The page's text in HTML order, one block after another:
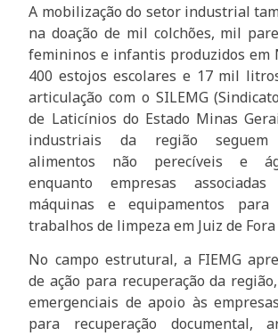
A mobilização do setor industrial
na doação de mil colchões, mil
femininos e infantis produzidos em
400 estojos escolares e 17 mil
articulação com o SILEMG
de Laticínios do Estado Minas
industriais da região seguem
alimentos não perecíveis e
enquanto empresas
máquinas e equipamentos
trabalhos de limpeza em Juiz de Fora
No campo estrutural, a FIEMG
de ação para recuperação da
emergenciais de apoio às
para recuperação documental,